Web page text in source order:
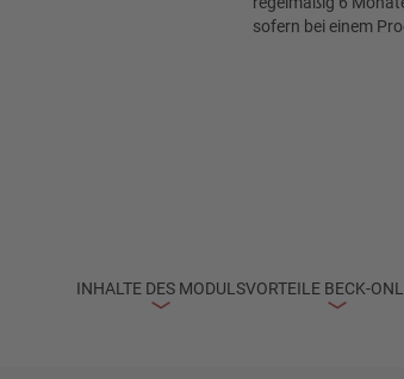
sofern bei einem
INHALTE DES MODULSVORTEILE BECK-